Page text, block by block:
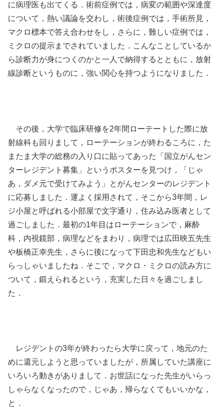
に病理医も出てくる．術前症例では，病変の範囲や深達度
について，熱い議論を交わし，術後症例では，手術所見，
マクロ標本で答え合わせをし，さらに，難しい症例では，
ミクロの提示までされていました．こんなことしているか
ら診断力が身につくのかと一人で納得するとともに，放射
線診断というものに，強い関心を持つようになりました．
その後，大学で臨床研修を2年間ローテートした際に放
射線科も回りまして，ローテーションが終わるころに，た
またま大学の総務の入り口に貼ってあった「国立がんセン
ターレジデント募集」というポスターを見つけ，「じゃ
あ，ダメ元で受けてみよう」とがんセンターのレジデント
に応募しました．運よく採用されて，そこから3年間，レ
ジ小屋と呼ばれる小部屋で文字通り，住み込み医者として
過ごしました．最初の1年目はローテーションで，麻酔
科，内視鏡部，病理などをまわり，病理では広田映五先生
や板橋正幸先生，さらに後になって下田忠和先生などもい
らっしゃいましたね．そこで，マクロ・ミクロの読み方に
ついて，鍛えられるという，充実した日々を過ごしまし
た．
レジデントの3年が終わったら大学に戻って，地元のた
めに還元しようと思っていましたが，所属していた講座に
いろいろ動きがありまして．お世話になった先生がいらっ
しゃらなくなったので，じゃあ，帰らなくてもいいかな，
と．